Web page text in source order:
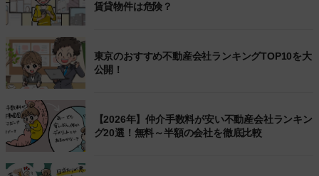
賃貸物件は危険？
東京のおすすめ不動産会社ランキングTOP10を大
公開！
【2026年】仲介手数料が安い不動産会社ランキン
グ20選！無料～半額の会社を徹底比較